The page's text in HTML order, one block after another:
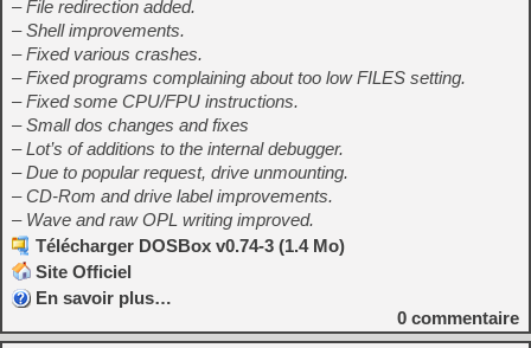
– File redirection added.
– Shell improvements.
– Fixed various crashes.
– Fixed programs complaining about too low FILES setting.
– Fixed some CPU/FPU instructions.
– Small dos changes and fixes
– Lot’s of additions to the internal debugger.
– Due to popular request, drive unmounting.
– CD-Rom and drive label improvements.
– Wave and raw OPL writing improved.
Télécharger DOSBox v0.74-3 (1.4 Mo)
Site Officiel
En savoir plus…
0 commentaire